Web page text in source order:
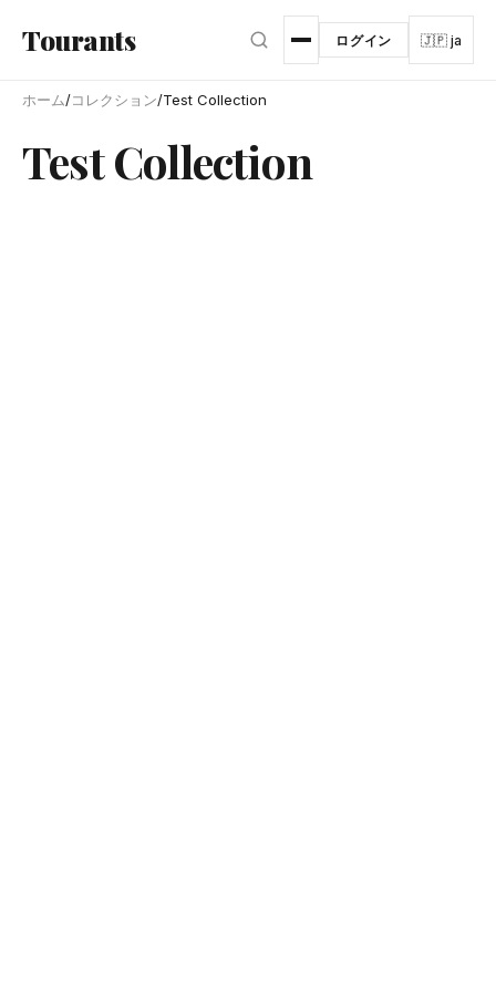
Tourants ログイン 🇯🇵 ja
ホーム/コレクション/Test Collection
Test Collection